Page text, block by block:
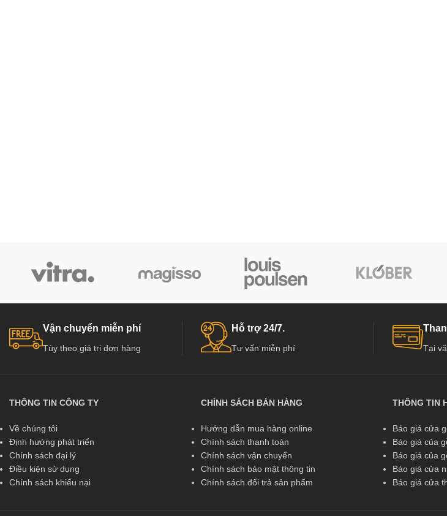
Vận chuyển miễn phí
Tùy theo giá trị đơn hàng
Hỗ trợ 24/7.
Tư vấn miễn phí Tại
THÔNG TIN CÔNG TY
Về chúng tôi
Định hướng phát triển
Chính sách đại lý
Điều kiện sử dụng
Chính sách khiếu nại
CHÍNH SÁCH BÁN HÀNG
Hướng dẫn mua hàng online
Chính sách thanh toán
Chính sách vận chuyển
Chính sách bảo mật thông tin
Chính sách đổi trả sản phẩm
THÔNG TIN
Báo giá cửa
Báo giá của
Báo giá của
Báo giá cửa
Báo giá cửa